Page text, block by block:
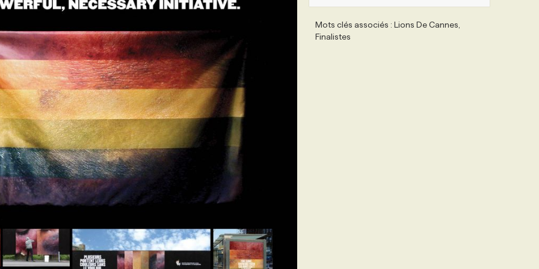
Mots clés associés : Lions De Cannes,
Finalistes